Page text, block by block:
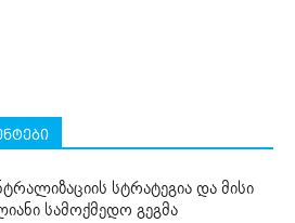
სტრატეგია და მისი
სამოქმედო გეგმა